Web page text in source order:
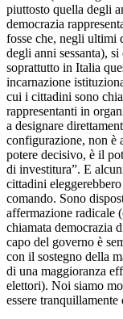
piuttosto quella degli
democrazia
fosse che, negli ultimi
degli anni sessanta),
soprattutto in Italia
incarnazione
cui i cittadini sono
rappresentanti in
a designare
configurazione, non è
potere decisivo, è il
di investitura”. E
cittadini
comando. Sono
affermazione radicale
chiamata democrazia
capo del governo è
con il sostegno della
di una maggioranza
elettori). Noi siamo
essere